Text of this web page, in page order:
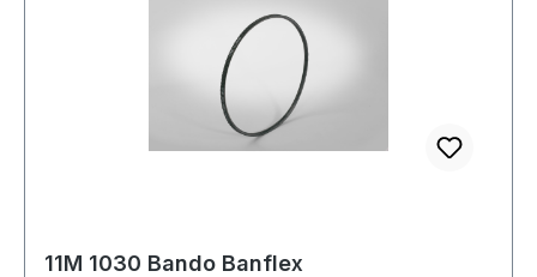
11M 1030 Bando Banflex